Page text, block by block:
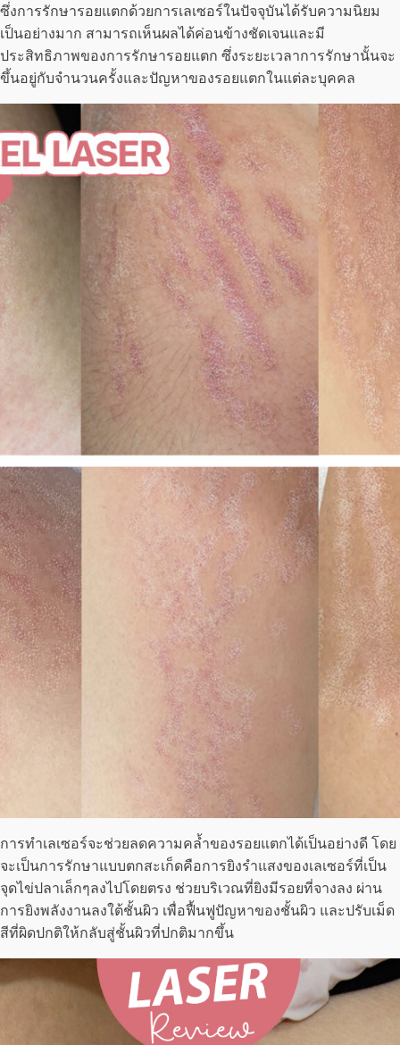
ซึ่งการรักษารอยแตกด้วยการเลเซอร์ในปัจจุบันได้รับความนิยม
เป็นอย่างมาก สามารถเห็นผลได้ค่อนข้างชัดเจนและมี
ประสิทธิภาพของการรักษารอยแตก ซึ่งระยะเวลาการรักษานั้นจะ
ขึ้นอยู่กับจำนวนครั้งและปัญหาของรอยแตกในแต่ละบุคคล
การทำเลเซอร์จะช่วยลดความคล้ำของรอยแตกได้เป็นอย่างดี โดย
จะเป็นการรักษาแบบตกสะเก็ดคือการยิงรำแสงของเลเซอร์ที่เป็น
จุดไข่ปลาเล็กๆลงไปโดยตรง ช่วยบริเวณที่ยิงมีรอยที่จางลง ผ่าน
การยิงพลังงานลงใต้ชั้นผิว เพื่อฟื้นฟูปัญหาของชั้นผิว และปรับเม็ด
สีที่ผิดปกติให้กลับสู่ชั้นผิวที่ปกติมากขึ้น